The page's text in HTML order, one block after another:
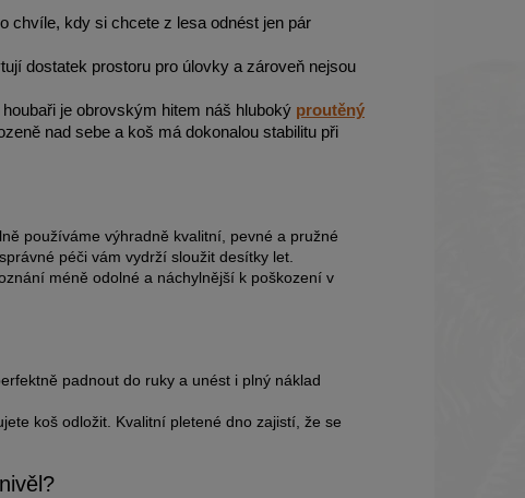
chvíle, kdy si chcete z lesa odnést jen pár
dostatek prostoru pro úlovky a zároveň nejsou
je obrovským hitem náš hluboký proutěný
nad sebe a koš má dokonalou stabilitu při
používáme výhradně kvalitní, pevné a pružné
péči vám vydrží sloužit desítky let.
méně odolné a náchylnější k poškození v
padnout do ruky a unést i plný náklad
koš odložit. Kvalitní pletené dno zajistí, že se